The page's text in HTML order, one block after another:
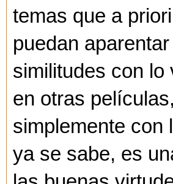
temas que a priori
puedan aparentar
similitudes con lo
en otras
simplemente con
ya se sabe, es